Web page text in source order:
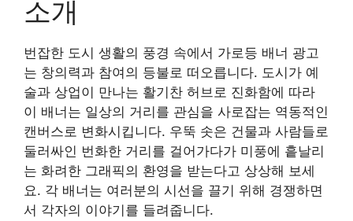
소개
번잡한 도시 생활의 풍경 속에서 가로등 배너 광고
는 창의력과 참여의 등불로 떠오릅니다. 도시가 예
술과 상업이 만나는 활기찬 허브로 진화함에 따라
이 배너는 일상의 거리를 관심을 사로잡는 역동적인
캔버스로 변화시킵니다. 우뚝 솟은 건물과 사람들로
둘러싸인 번화한 거리를 걸어가다가 미풍에 흩날리
는 화려한 그래픽의 환영을 받는다고 상상해 보세
요. 각 배너는 여러분의 시선을 끌기 위해 경쟁하면
서 각자의 이야기를 들려줍니다.